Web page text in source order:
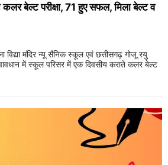
बेल्ट परीक्षा, 71 हुए सफल, मिला बेल्ट व
मंदिर न्यू सैनिक स्कूल एवं छत्तीसगढ़ गोजू रयु
में स्कूल परिसर में एक दिवसीय कराते कलर बेल्ट